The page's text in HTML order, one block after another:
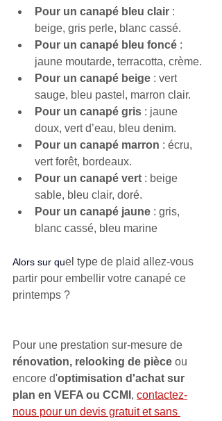
Pour un canapé bleu clair :
beige, gris perle, blanc cassé.
Pour un canapé bleu foncé :
jaune moutarde, terracotta, crème.
Pour un canapé beige : vert
sauge, bleu pastel, marron clair.
Pour un canapé gris : jaune
doux, vert d’eau, bleu denim.
Pour un canapé marron : écru,
vert forêt, bordeaux.
Pour un canapé vert : beige
sable, bleu clair, doré.
Pour un canapé jaune : gris,
blanc cassé, bleu marine
Alors sur quel type de plaid allez-vous
partir pour embellir votre canapé ce
printemps ?
Pour une prestation sur-mesure de
rénovation, relooking de pièce ou
encore d'optimisation d'achat sur
plan en VEFA ou CCMI , contactez-
nous pour un devis gratuit et sans